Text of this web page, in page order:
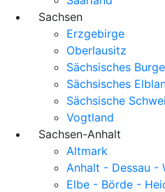
Sachsen
Erzgebirge
Oberlausitz
Sächsisches
Sächsisches
Sächsische
Vogtland
Sachsen-Anhalt
Altmark
Anhalt - Dessau -
Elbe - Börde -